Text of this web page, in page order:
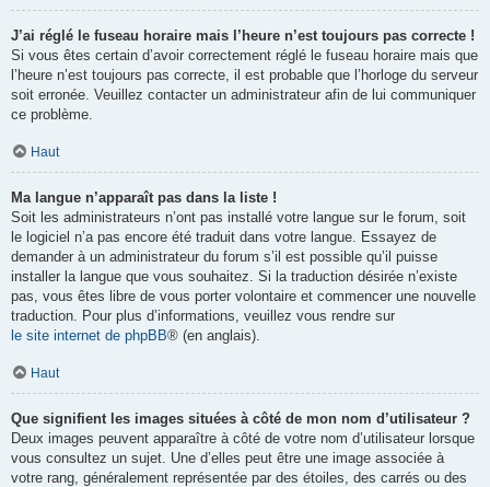
J’ai réglé le fuseau horaire mais l’heure n’est toujours pas correcte !
Si vous êtes certain d’avoir correctement réglé le fuseau horaire mais que
l’heure n’est toujours pas correcte, il est probable que l’horloge du serveur
soit erronée. Veuillez contacter un administrateur afin de lui communiquer
ce problème.
Haut
Ma langue n’apparaît pas dans la liste !
Soit les administrateurs n’ont pas installé votre langue sur le forum, soit
le logiciel n’a pas encore été traduit dans votre langue. Essayez de
demander à un administrateur du forum s’il est possible qu’il puisse
installer la langue que vous souhaitez. Si la traduction désirée n’existe
pas, vous êtes libre de vous porter volontaire et commencer une nouvelle
traduction. Pour plus d’informations, veuillez vous rendre sur
le site internet de phpBB® (en anglais).
Haut
Que signifient les images situées à côté de mon nom d’utilisateur ?
Deux images peuvent apparaître à côté de votre nom d’utilisateur lorsque
vous consultez un sujet. Une d’elles peut être une image associée à
votre rang, généralement représentée par des étoiles, des carrés ou des